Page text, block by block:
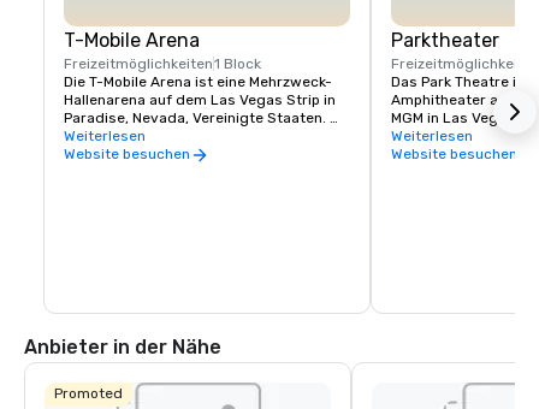
T-Mobile Arena
Freizeitmöglichkeiten1 Block
Die T-Mobile Arena ist eine Mehrzweck-
Hallenarena auf dem Las Vegas Strip in
Paradise, Nevada, Vereinigte Staaten.
Sie ist die Heimstätte der Vegas Golden
Knights aus der National Hockey League,
Weiterlesen
Website besuchen
Parktheater
Freizeitmöglichkeiten
Das Park Theatre ist
Amphitheater auf
MGM in Las Vegas,
das im Dezember
veranstaltet
Weiterlesen
Website besuchen
Anbieter in der Nähe
Promoted